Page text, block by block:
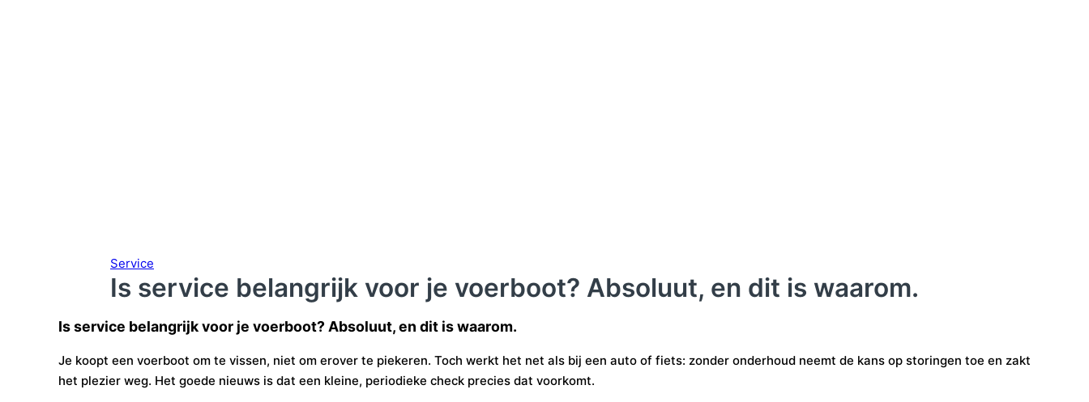
Service
Is service belangrijk voor je voerboot? Absoluut, en dit is waarom.
Is service belangrijk voor je voerboot? Absoluut, en dit is waarom.
Je koopt een voerboot om te vissen, niet om erover te piekeren. Toch werkt het net als bij een auto of fiets: zonder onderhoud neemt de kans op storingen toe en zakt
het plezier weg. Het goede nieuws is dat een kleine, periodieke check precies dat voorkomt.